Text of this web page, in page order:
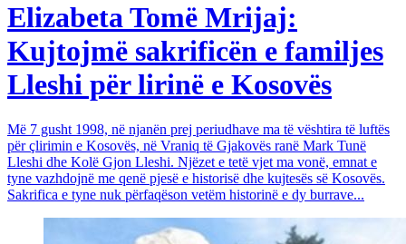
Elizabeta Tomë Mrijaj:
Kujtojmë sakrificën e familjes
Lleshi për lirinë e Kosovës
Më 7 gusht 1998, në njanën prej periudhave ma të vështira të luftës
për çlirimin e Kosovës, në Vraniq të Gjakovës ranë Mark Tunë
Lleshi dhe Kolë Gjon Lleshi. Njëzet e tetë vjet ma vonë, emnat e
tyne vazhdojnë me qenë pjesë e historisë dhe kujtesës së Kosovës.
Sakrifica e tyne nuk përfaqëson vetëm historinë e dy burrave...